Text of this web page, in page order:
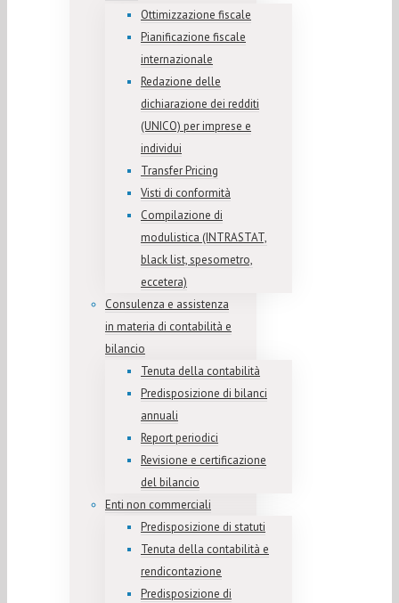
Ottimizzazione fiscale
Pianificazione fiscale
internazionale
Redazione delle
dichiarazione dei redditi
(UNICO) per imprese e
individui
Transfer Pricing
Visti di conformità
Compilazione di
modulistica (INTRASTAT,
black list, spesometro,
eccetera)
Consulenza e assistenza
in materia di contabilità e
bilancio
Tenuta della contabilità
Predisposizione di bilanci
annuali
Report periodici
Revisione e certificazione
del bilancio
Enti non commerciali
Predisposizione di statuti
Tenuta della contabilità e
rendicontazione
Predisposizione di